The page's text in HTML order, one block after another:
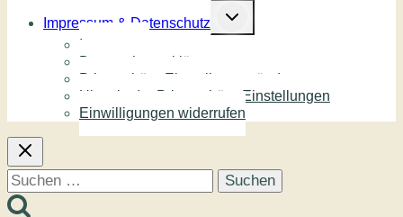
Impressum & Datenschutz
umschalten
Impressum
Datenschutzerklärung
Privatsphäre-Einstellungen ändern
Historie der Privatsphäre-Einstellungen
Einwilligungen widerrufen
Suchen
nach: